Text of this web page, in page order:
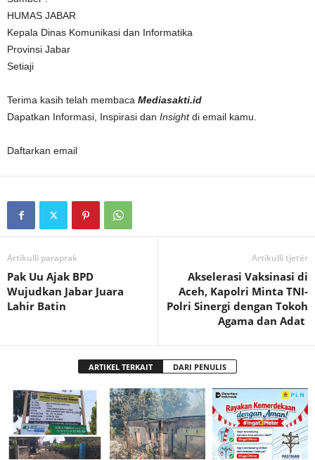
HUMAS JABAR
Kepala Dinas Komunikasi dan Informatika
Provinsi Jabar
Setiaji
Terima kasih telah membaca Mediasakti.id
Dapatkan Informasi, Inspirasi dan Insightdi email kamu.
Daftarkan email
Artikulli paraprak
Pak Uu Ajak BPD
Wujudkan Jabar Juara
Lahir Batin
Artikulli tjetër
Akselerasi Vaksinasi di
Aceh, Kapolri Minta TNI-
Polri Sinergi dengan Tokoh
Agama dan Adat
ARTIKEL TERKAIT DARI PENULIS